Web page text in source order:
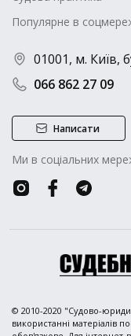
Популярне в
066 862 27 09
01001, м. Київ,
Написати
Ми в соціальних
© 2010-2020 "Судово-
використанні матеріалів